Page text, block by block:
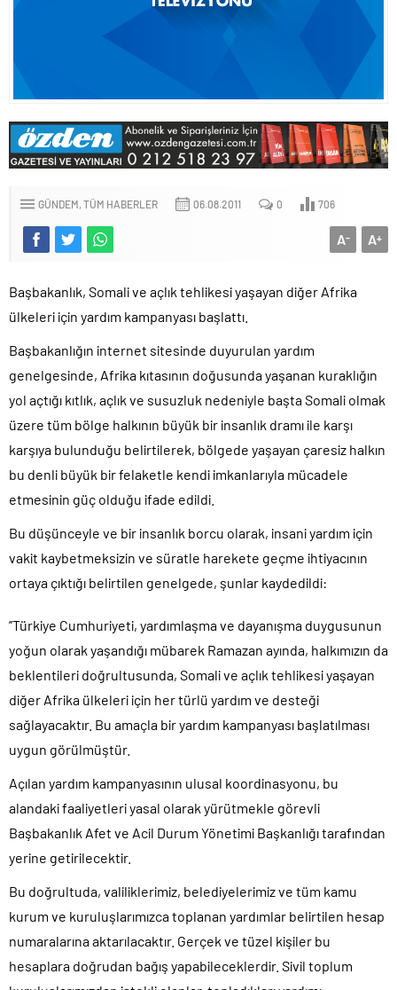
GÜNDEM TÜM HABERLER 06.08.2011 0 706
A+
A-
Başbakanlık, Somali ve açlık tehlikesi yaşayan diğer Afrika
ülkeleri için yardım kampanyası başlattı.
Başbakanlığın internet sitesinde duyurulan yardım
genelgesinde, Afrika kıtasının doğusunda yaşanan kuraklığın
yol açtığı kıtlık, açlık ve susuzluk nedeniyle başta Somali olmak
üzere tüm bölge halkının büyük bir insanlık dramı ile karşı
karşıya bulunduğu belirtilerek, bölgede yaşayan çaresiz halkın
bu denli büyük bir felaketle kendi imkanlarıyla mücadele
etmesinin güç olduğu ifade edildi.
Bu düşünceyle ve bir insanlık borcu olarak, insani yardım için
vakit kaybetmeksizin ve süratle harekete geçme ihtiyacının
ortaya çıktığı belirtilen genelgede, şunlar kaydedildi:
’’Türkiye Cumhuriyeti, yardımlaşma ve dayanışma duygusunun
yoğun olarak yaşandığı mübarek Ramazan ayında, halkımızın da
beklentileri doğrultusunda, Somali ve açlık tehlikesi yaşayan
diğer Afrika ülkeleri için her türlü yardım ve desteği
sağlayacaktır. Bu amaçla bir yardım kampanyası başlatılması
uygun görülmüştür.
Açılan yardım kampanyasının ulusal koordinasyonu, bu
alandaki faaliyetleri yasal olarak yürütmekle görevli
Başbakanlık Afet ve Acil Durum Yönetimi Başkanlığı tarafından
yerine getirilecektir.
Bu doğrultuda, valiliklerimiz, belediyelerimiz ve tüm kamu
kurum ve kuruluşlarımızca toplanan yardımlar belirtilen hesap
numaralarına aktarılacaktır. Gerçek ve tüzel kişiler bu
hesaplara doğrudan bağış yapabileceklerdir. Sivil toplum